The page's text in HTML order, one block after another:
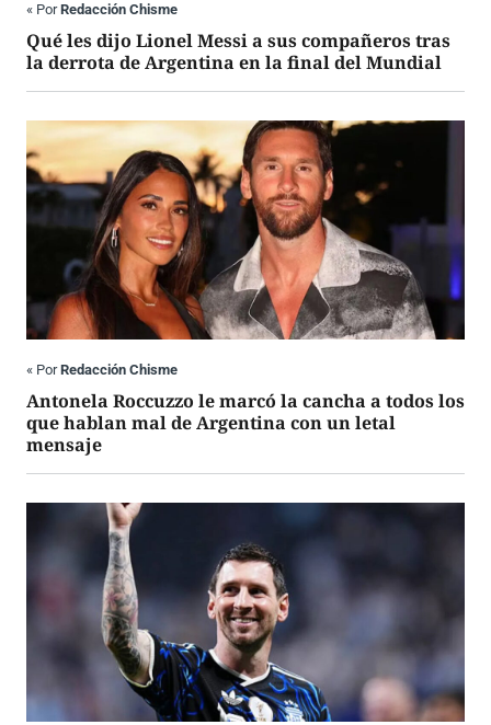
« PorRedacción Chisme
Qué les dijo Lionel Messi a sus compañeros tras
la derrota de Argentina en la final del Mundial
« PorRedacción Chisme
Antonela Roccuzzo le marcó la cancha a todos los
que hablan mal de Argentina con un letal
mensaje